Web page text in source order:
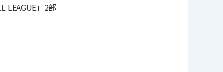
LEAGUE」2部